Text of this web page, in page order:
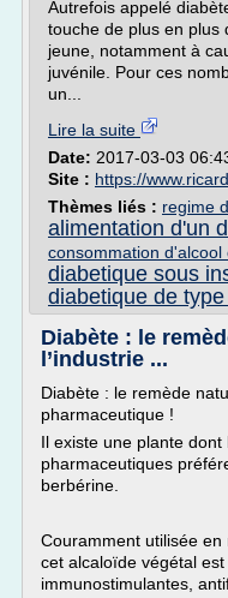
Autrefois appelé
touche de plus en plus
jeune, notamment à
juvénile. Pour ces
un...
Lire la suite
Date: 2017-03-03
Site : https://
Thèmes liés : regime
alimentation d'un
consommation d'alcool
diabetique sous
diabetique de
Diabète : le
l’industrie ...
Diabète : le remède
pharmaceutique !
Il existe une plante
pharmaceutiques
berbérine.
Couramment utilisée en
cet alcaloïde végétal
immunostimulantes,